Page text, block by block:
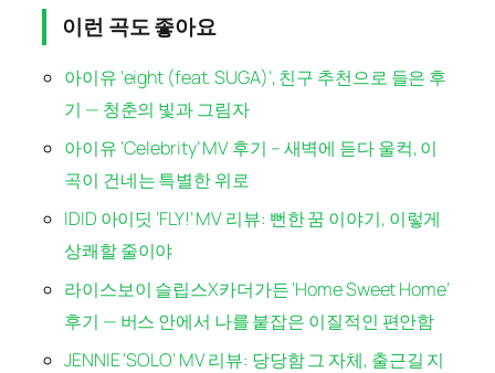
이런 곡도 좋아요
아이유 ‘eight (feat. SUGA)’, 친구 추천으로 들은 후
기 — 청춘의 빛과 그림자
아이유 ‘Celebrity’ MV 후기 – 새벽에 듣다 울컥, 이
곡이 건네는 특별한 위로
IDID 아이딧 ‘FLY!’ MV 리뷰: 뻔한 꿈 이야기, 이렇게
상쾌할 줄이야
라이스보이 슬립스X카더가든 ‘Home Sweet Home’
후기 — 버스 안에서 나를 붙잡은 이질적인 편안함
JENNIE ‘SOLO’ MV 리뷰: 당당함 그 자체, 출근길 지